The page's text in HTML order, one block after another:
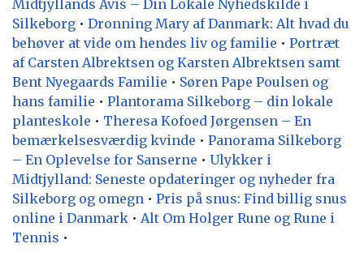
Midtjyllands Avis – Din Lokale Nyhedskilde i
Silkeborg • Dronning Mary af Danmark: Alt hvad du
behøver at vide om hendes liv og familie • Portræt
af Carsten Albrektsen og Karsten Albrektsen samt
Bent Nyegaards Familie • Søren Pape Poulsen og
hans familie • Plantorama Silkeborg – din lokale
planteskole • Theresa Kofoed Jørgensen – En
bemærkelsesværdig kvinde • Panorama Silkeborg
– En Oplevelse for Sanserne • Ulykker i
Midtjylland: Seneste opdateringer og nyheder fra
Silkeborg og omegn • Pris på snus: Find billig snus
online i Danmark • Alt Om Holger Rune og Rune i
Tennis •